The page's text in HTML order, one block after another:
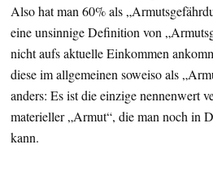
Also hat man 60% als
eine unsinnige Definition von
nicht aufs aktuelle Einkommen
diese im allgemeinen soweiso als
anders: Es ist die einzige nennenwert
materieller „Armut“, die man noch in
kann.